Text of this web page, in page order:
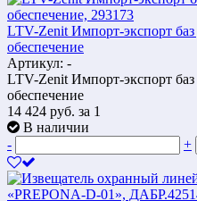
LTV-Zenit Импорт-экспорт
обеспечение
Артикул: -
LTV-Zenit Импорт-экспорт
обеспечение
14 424 руб. за 1
В наличии
-
+